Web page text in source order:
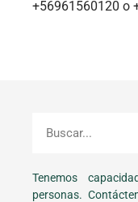
+56961560120 o
Tenemos
personas.